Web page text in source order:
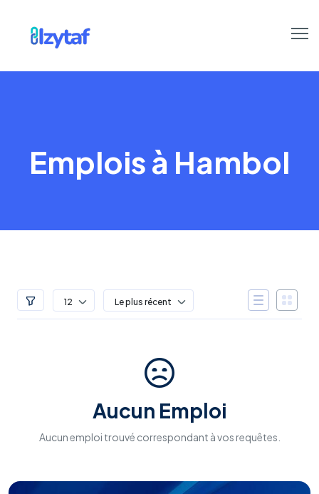
Emplois à Hambol
12 Le plus récent
Aucun Emploi
Aucun emploi trouvé correspondant à vos requêtes.